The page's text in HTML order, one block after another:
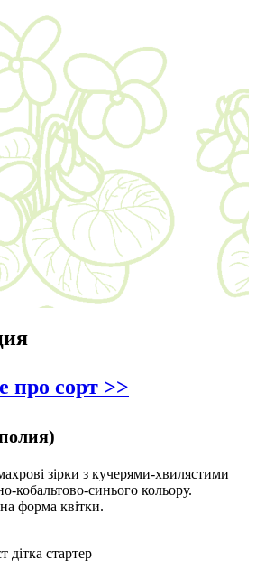
про сорт >>
зірки з кучерями-хвилястими
кобальтово-синього кольору.
форма квітки.
дітка стартер